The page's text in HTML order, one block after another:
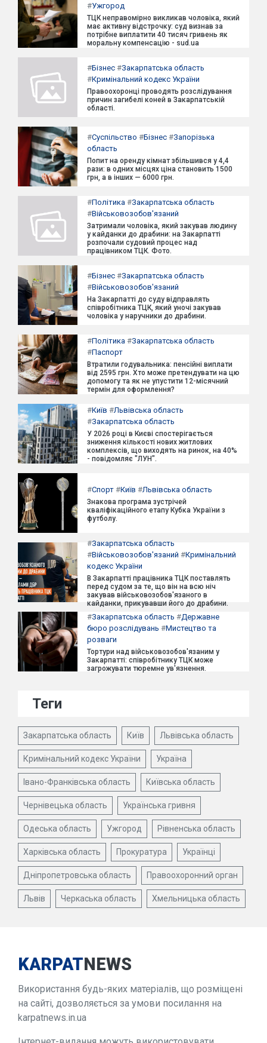
#Ужгород
ТЦК неправомірно викликав чоловіка, який
має активну відстрочку: суд визнав за
потрібне виплатити 40 тисяч гривень як
моральну компенсацію - sud.ua
#Бізнес #Закарпатська область
#Кримінальний кодекс України
Правоохоронці проводять розслідування
причин загибелі коней в Закарпатській
області.
#Суспільство #Бізнес #Запорізька
область
Попит на оренду кімнат збільшився у 4,4
рази: в одних місцях ціна становить 1500
грн, а в інших — 6000 грн.
#Політика #Закарпатська область
#Військовозобов'язаний
Затримали чоловіка, який закував людину
у кайданки до драбини: на Закарпатті
розпочали судовий процес над
працівником ТЦК. Фото.
#Бізнес #Закарпатська область
#Військовозобов'язаний
На Закарпатті до суду відправлять
співробітника ТЦК, який уночі закував
чоловіка у наручники до драбини.
#Політика #Закарпатська область
#Паспорт
Втратили годувальника: пенсійні виплати
від 2595 грн. Хто може претендувати на цю
допомогу та як не упустити 12-місячний
термін для оформлення?
#Київ #Львівська область
#Закарпатська область
У 2026 році в Києві спостерігається
зниження кількості нових житлових
комплексів, що виходять на ринок, на 40%
- повідомляє "ЛУН".
#Спорт #Київ #Львівська область
Знакова програма зустрічей
кваліфікаційного етапу Кубка України з
футболу.
#Закарпатська область
#Військовозобов'язаний #Кримінальний
кодекс України
В Закарпатті працівника ТЦК поставлять
перед судом за те, що він на всю ніч
закував військовозобов'язаного в
кайданки, прикувавши його до драбини.
#Закарпатська область #Державне
бюро розслідувань #Мистецтво та
розваги
Тортури над військовозобов'язаним у
Закарпатті: співробітнику ТЦК може
загрожувати тюремне ув'язнення.
Теги
Закарпатська область Київ Львівська область
Кримінальний кодекс України Україна
Івано-Франківська область Київська область
Чернівецька область Українська гривня
Одеська область Ужгород Рівненська область
Харківська область Прокуратура Українці
Дніпропетровська область Правоохоронний орган
Львів Черкаська область Хмельницька область
KARPATNEWS
Використання будь-яких матеріалів, що розміщені
на сайті, дозволяється за умови посилання на
karpatnews.in.ua